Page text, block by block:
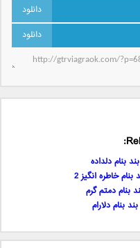
بنام دلداده
خاطره انگیز 2
بنام دمتم گرم
بنام دلارام